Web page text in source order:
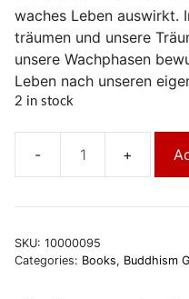
waches Leben auswirkt.
träumen und unsere
unsere Wachphasen
Leben nach unseren
2 in stock
SKU: 10000095
Categories: Books, Buddhism